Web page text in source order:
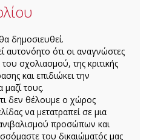
δημοσιευθεί.
αυτονόητο ότι οι αναγνώστες
σχολιασμού, της κριτικής
και επιδιώκει την
τους.
δεν θέλουμε ο χώρος
να μετατραπεί σε μια
προσώπων και
του δικαιώματός μας